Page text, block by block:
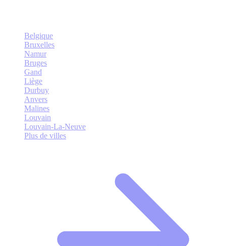
Belgique
Bruxelles
Namur
Bruges
Gand
Liège
Durbuy
Anvers
Malines
Louvain
Louvain-La-Neuve
Plus de villes